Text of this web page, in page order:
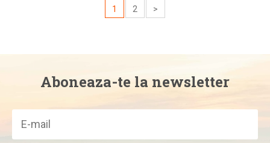
1 2 >
Aboneaza-te la newsletter